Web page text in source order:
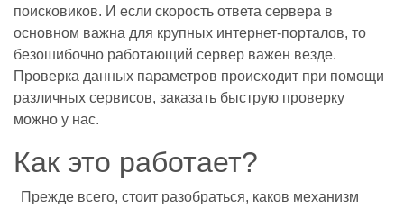
поисковиков. И если скорость ответа сервера в
основном важна для крупных интернет-порталов, то
безошибочно работающий сервер важен везде.
Проверка данных параметров происходит при помощи
различных сервисов, заказать быструю проверку
можно у нас.
Как это работает?
Прежде всего, стоит разобраться, каков механизм